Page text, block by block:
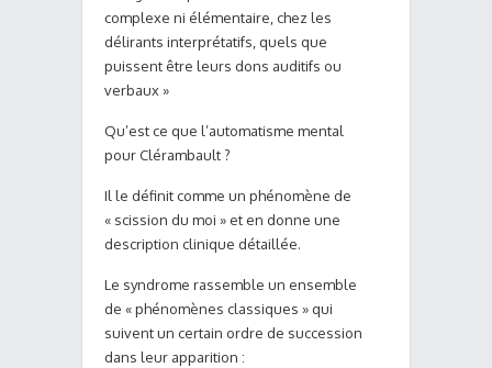
complexe ni élémentaire, chez les
délirants interprétatifs, quels que
puissent être leurs dons auditifs ou
verbaux »
Qu’est ce que l’automatisme mental
pour Clérambault ?
Il le définit comme un phénomène de
« scission du moi » et en donne une
description clinique détaillée.
Le syndrome rassemble un ensemble
de « phénomènes classiques » qui
suivent un certain ordre de succession
dans leur apparition :